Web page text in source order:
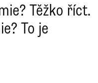
Těžko říct.
To je